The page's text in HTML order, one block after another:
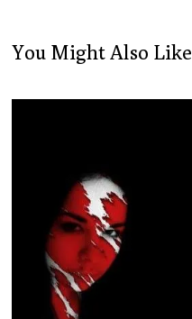
You Might Also Like